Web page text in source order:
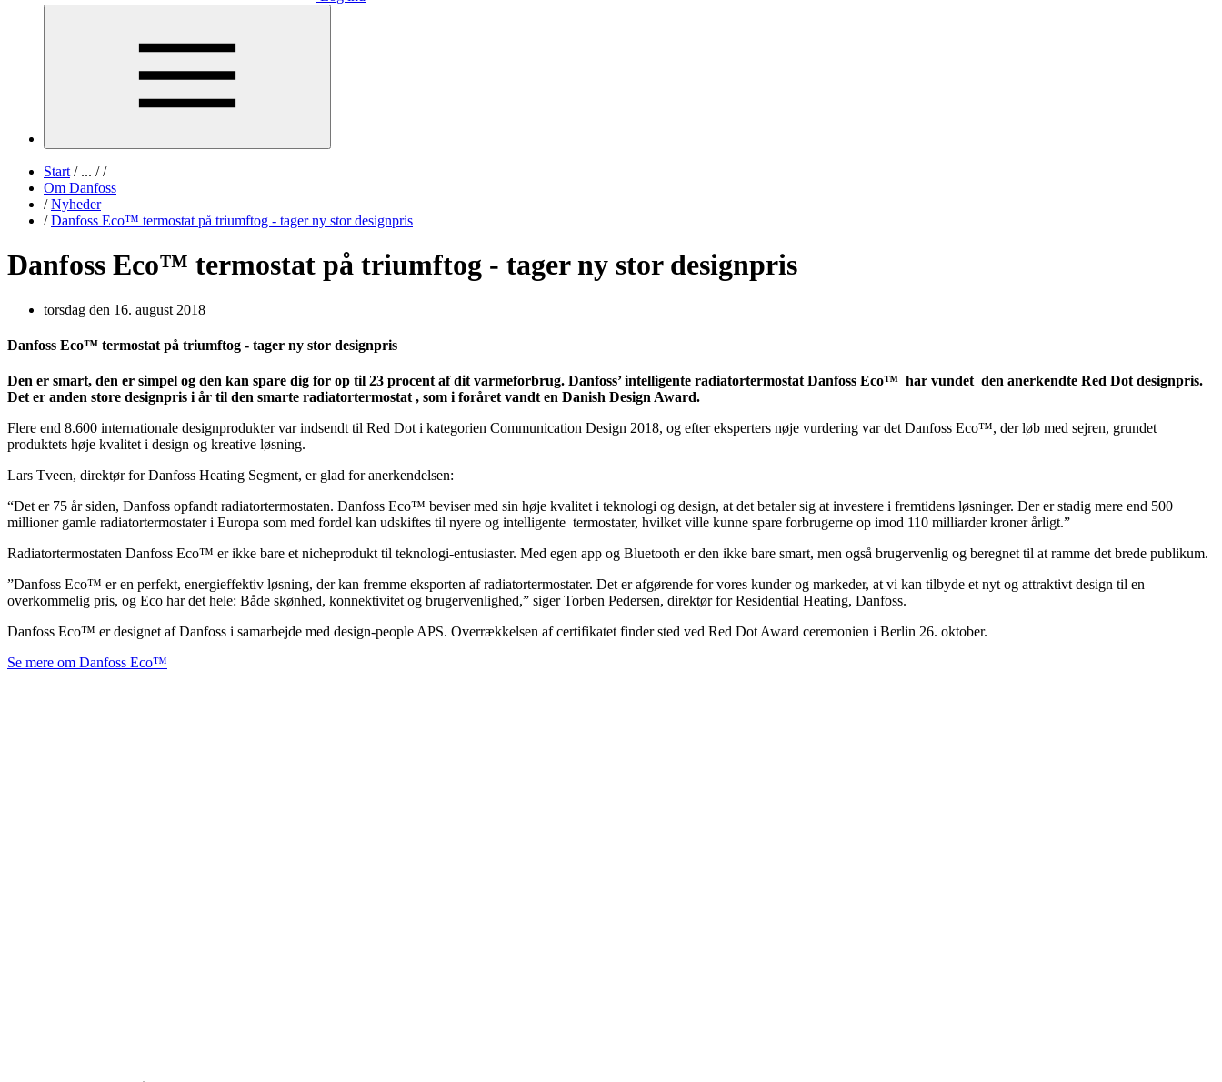
Start /... / /
Om Danfoss
/ Nyheder
/ Danfoss Eco™ termostat på triumftog - tager ny stor designpris
Danfoss Eco™ termostat på triumftog - tager ny stor designpris
torsdag den 16. august 2018
Danfoss Eco™ termostat på triumftog - tager ny stor designpris
Den er smart, den er simpel og den kan spare dig for op til 23 procent af dit varmeforbrug. Danfoss’ intelligente radiatortermostat Danfoss Eco™ har vundet den anerkendte Red Dot designpris.
Det er anden store designpris i år til den smarte radiatortermostat , som i foråret vandt en Danish Design Award.
Flere end 8.600 internationale designprodukter var indsendt til Red Dot i kategorien Communication Design 2018, og efter eksperters nøje vurdering var det Danfoss Eco™, der løb med sejren, grundet
produktets høje kvalitet i design og kreative løsning.
Lars Tveen, direktør for Danfoss Heating Segment, er glad for anerkendelsen:
“Det er 75 år siden, Danfoss opfandt radiatortermostaten. Danfoss Eco™ beviser med sin høje kvalitet i teknologi og design, at det betaler sig at investere i fremtidens løsninger. Der er stadig mere end 500
millioner gamle radiatortermostater i Europa som med fordel kan udskiftes til nyere og intelligente termostater, hvilket ville kunne spare forbrugerne op imod 110 milliarder kroner årligt.”
Radiatortermostaten Danfoss Eco™ er ikke bare et nicheprodukt til teknologi-entusiaster. Med egen app og Bluetooth er den ikke bare smart, men også brugervenlig og beregnet til at ramme det brede publikum.
”Danfoss Eco™ er en perfekt, energieffektiv løsning, der kan fremme eksporten af radiatortermostater. Det er afgørende for vores kunder og markeder, at vi kan tilbyde et nyt og attraktivt design til en
overkommelig pris, og Eco har det hele: Både skønhed, konnektivitet og brugervenlighed,” siger Torben Pedersen, direktør for Residential Heating, Danfoss.
Danfoss Eco™ er designet af Danfoss i samarbejde med design-people APS. Overrækkelsen af certifikatet finder sted ved Red Dot Award ceremonien i Berlin 26. oktober.
Se mere om Danfoss Eco™